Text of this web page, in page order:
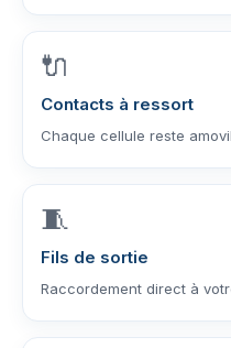
🔌
Contacts à ressort
Chaque cellule reste
🧵
Fils de sortie
Raccordement direct à